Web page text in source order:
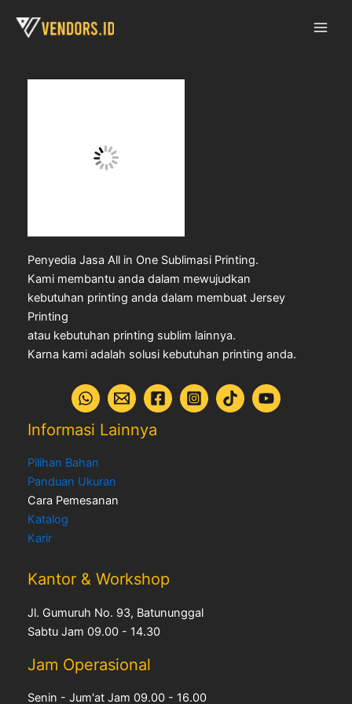
Our Works
Penyedia Jasa All in One Sublimasi Printing.
Kami membantu anda dalam mewujudkan
kebutuhan printing anda dalam membuat Jersey
Printing
atau kebutuhan printing sublim lainnya.
Karna kami adalah solusi kebutuhan printing anda.
Informasi Lainnya
Pilihan Bahan
Panduan Ukuran
Cara Pemesanan
Katalog
Karir
Kantor & Workshop
Jl. Gumuruh No. 93, Batununggal
Sabtu Jam 09.00 - 14.30
Jam Operasional
Senin - Jum'at Jam 09.00 - 16.00